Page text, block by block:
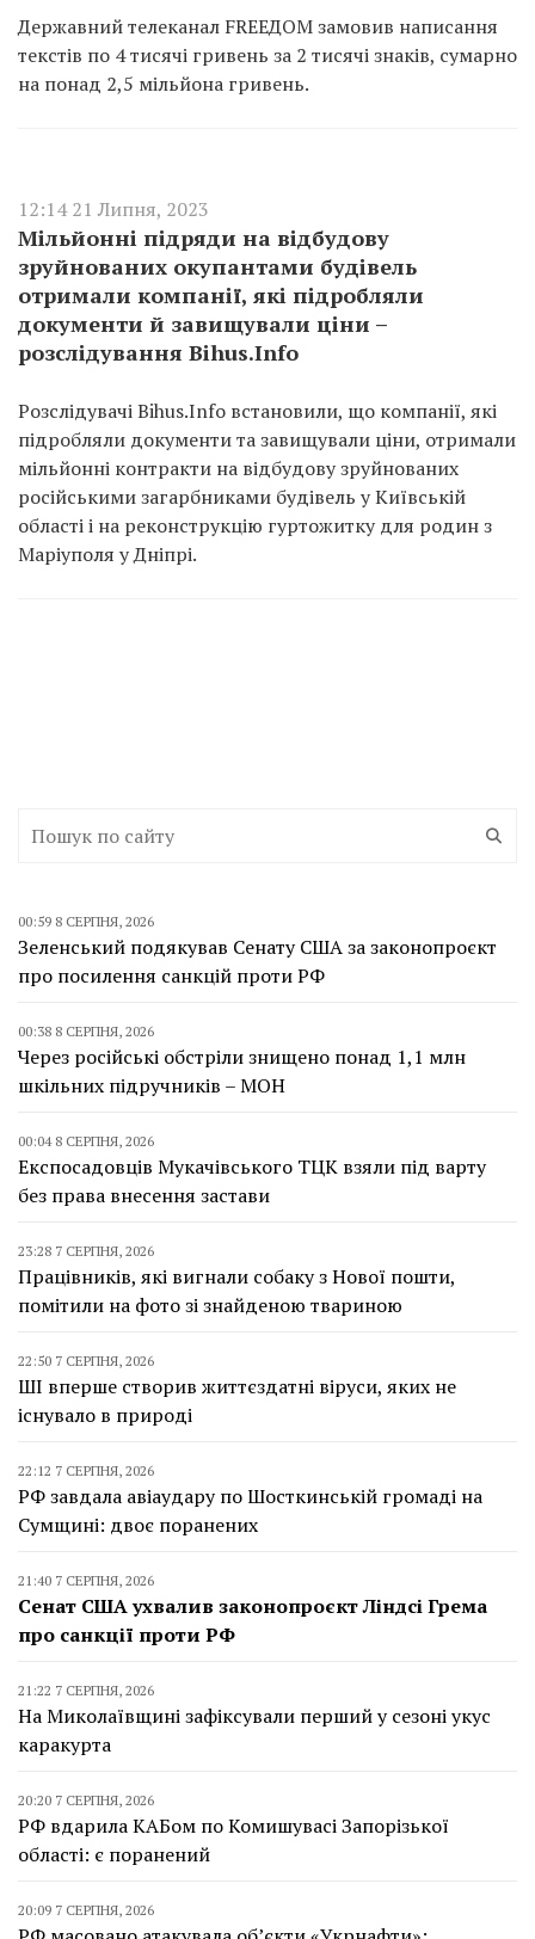
Державний телеканал FREEДОМ замовив написання
текстів по 4 тисячі гривень за 2 тисячі знаків, сумарно
на понад 2,5 мільйона гривень.
12:14 21 Липня, 2023
Мільйонні підряди на відбудову
зруйнованих окупантами будівель
отримали компанії, які підробляли
документи й завищували ціни –
розслідування Bihus.Info
Розслідувачі Bihus.Info встановили, що компанії, які
підробляли документи та завищували ціни, отримали
мільйонні контракти на відбудову зруйнованих
російськими загарбниками будівель у Київській
області і на реконструкцію гуртожитку для родин з
Маріуполя у Дніпрі.
00:59 8 СЕРПНЯ, 2026
Зеленський подякував Сенату США за законопроєкт
про посилення санкцій проти РФ
00:38 8 СЕРПНЯ, 2026
Через російські обстріли знищено понад 1,1 млн
шкільних підручників – МОН
00:04 8 СЕРПНЯ, 2026
Експосадовців Мукачівського ТЦК взяли під варту
без права внесення застави
23:28 7 СЕРПНЯ, 2026
Працівників, які вигнали собаку з Нової пошти,
помітили на фото зі знайденою твариною
22:50 7 СЕРПНЯ, 2026
ШІ вперше створив життєздатні віруси, яких не
існувало в природі
22:12 7 СЕРПНЯ, 2026
РФ завдала авіаудару по Шосткинській громаді на
Сумщині: двоє поранених
21:40 7 СЕРПНЯ, 2026
Сенат США ухвалив законопроєкт Ліндсі Грема
про санкції проти РФ
21:22 7 СЕРПНЯ, 2026
На Миколаївщині зафіксували перший у сезоні укус
каракурта
20:20 7 СЕРПНЯ, 2026
РФ вдарила КАБом по Комишувасі Запорізької
області: є поранений
20:09 7 СЕРПНЯ, 2026